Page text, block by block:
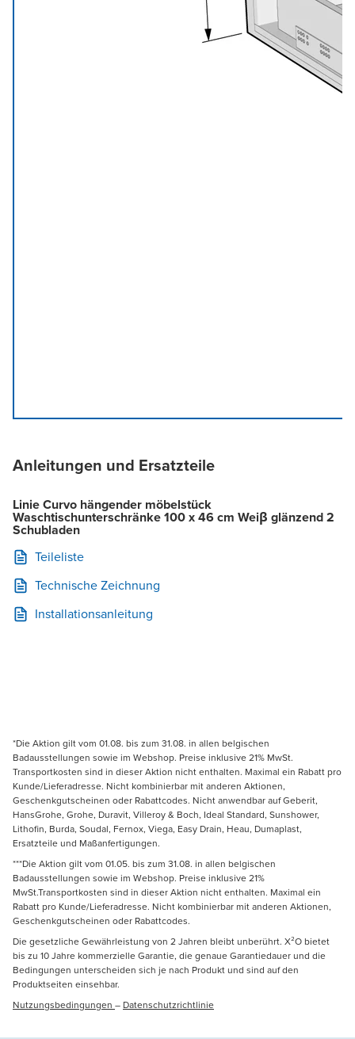
Anleitungen und Ersatzteile
Linie Curvo hängender möbelstück
Waschtischunterschränke 100 x 46 cm Weiβ glänzend 2
Schubladen
Teileliste
Technische Zeichnung
Installationsanleitung
*Die Aktion gilt vom 01.08. bis zum 31.08. in allen belgischen
Badausstellungen sowie im Webshop. Preise inklusive 21% MwSt.
Transportkosten sind in dieser Aktion nicht enthalten. Maximal ein Rabatt pro
Kunde/Lieferadresse. Nicht kombinierbar mit anderen Aktionen,
Geschenkgutscheinen oder Rabattcodes. Nicht anwendbar auf Geberit,
HansGrohe, Grohe, Duravit, Villeroy & Boch, Ideal Standard, Sunshower,
Lithofin, Burda, Soudal, Fernox, Viega, Easy Drain, Heau, Dumaplast,
Ersatzteile und Maßanfertigungen.
***Die Aktion gilt vom 01.05. bis zum 31.08. in allen belgischen
Badausstellungen sowie im Webshop. Preise inklusive 21%
MwSt.Transportkosten sind in dieser Aktion nicht enthalten. Maximal ein
Rabatt pro Kunde/Lieferadresse. Nicht kombinierbar mit anderen Aktionen,
Geschenkgutscheinen oder Rabattcodes.
Die gesetzliche Gewährleistung von 2 Jahren bleibt unberührt. X²O bietet
bis zu 10 Jahre kommerzielle Garantie, die genaue Garantiedauer und die
Bedingungen unterscheiden sich je nach Produkt und sind auf den
Produktseiten einsehbar.
Nutzungsbedingungen – Datenschutzrichtlinie